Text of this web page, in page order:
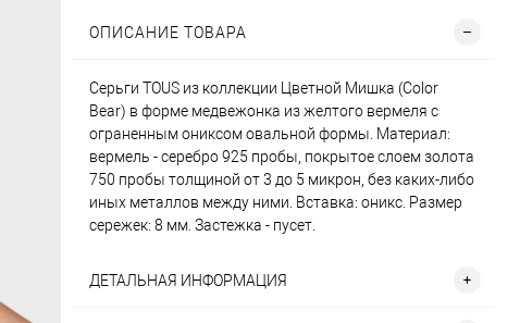
ОПИСАНИЕ ТОВАРА
Серьги TOUS из коллекции Цветной Мишка (Color
Bear) в форме медвежонка из желтого вермеля с
ограненным ониксом овальной формы. Материал:
вермель - серебро 925 пробы, покрытое слоем золота
750 пробы толщиной от 3 до 5 микрон, без каких-либо
иных металлов между ними. Вставка: оникс. Размер
сережек: 8 мм. Застежка - пусет.
ДЕТАЛЬНАЯ ИНФОРМАЦИЯ